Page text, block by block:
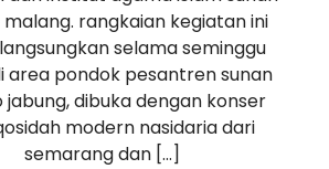
malang. rangkaian kegiatan ini
selama seminggu
area pondok pesantren sunan
jabung, dibuka dengan konser
modern nasidaria dari
semarang dan […]